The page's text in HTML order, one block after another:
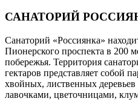
САНАТОРИЙ
Санаторий «Россиянка»
Пионерского проспекта в 200
побережья. Территория
гектаров представляет собой
хвойных, лиственных деревьев
лавочками, цветочницами,